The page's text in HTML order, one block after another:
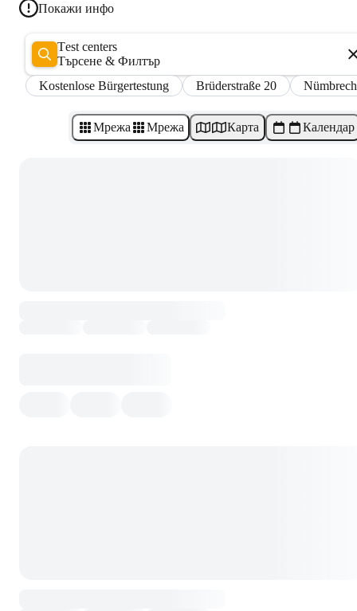
Покажи инфо
Test centers
Търсене & Филтър
Kostenlose Bürgertestung
Brüderstraße 20
Мрежа Мрежа Карта Календар